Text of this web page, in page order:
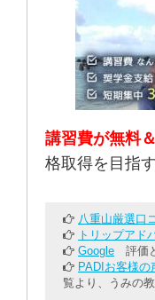
講習費が無料
格取得を目指
八重山厳選口
トリップアド
Google 評価
PADIお客様の
覧より、うみの